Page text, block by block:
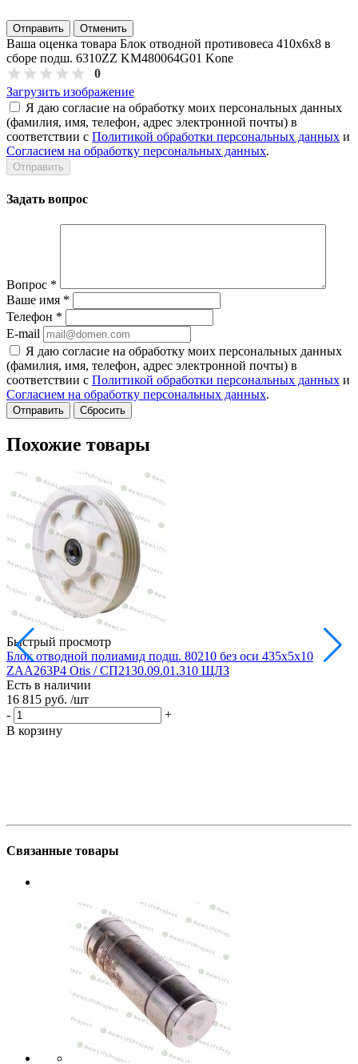
Отправить Отменить
Ваша оценка товара Блок отводной противовеса 410х6х8 в
сборе подш. 6310ZZ KM480064G01 Kone
0
Загрузить изображение
Я даю согласие на обработку моих персональных данных
(фамилия, имя, телефон, адрес электронной почты) в
соответствии с Политикой обработки персональных данных и
Согласием на обработку персональных данных.
Задать вопрос
Вопрос *
Ваше имя *
Телефон *
E-mail
Я даю согласие на обработку моих персональных данных
(фамилия, имя, телефон, адрес электронной почты) в
соответствии с Политикой обработки персональных данных и
Согласием на обработку персональных данных.
Сбросить
Похожие товары
Быстрый просмотр
Блок отводной полиамид подш. 80210 без оси 435х5х10
ZAA263P4 Otis / СП2130.09.01.310 ЩЛЗ
Есть в наличии
16 815 руб. /шт
-
+
В корзину
Связанные товары